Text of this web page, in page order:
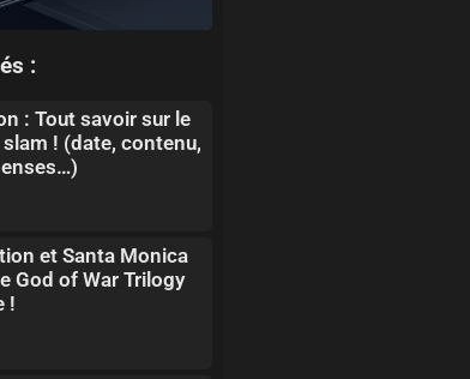
:
: Tout savoir sur le
! (date, contenu,
et Santa Monica
God of War Trilogy
!